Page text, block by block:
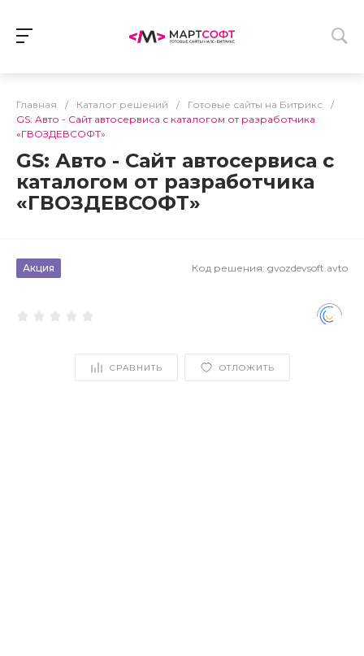
Главная / Каталог решений / Готовые сайты на Битрикс
/
GS: Авто - Сайт автосервиса с каталогом от разработчика
«ГВОЗДЕВСОФТ»
GS: Авто - Сайт автосервиса с
каталогом от разработчика
«ГВОЗДЕВСОФТ»
Акция Код решения: gvozdevsoft.avto
СРАВНИТЬ ОТЛОЖИТЬ